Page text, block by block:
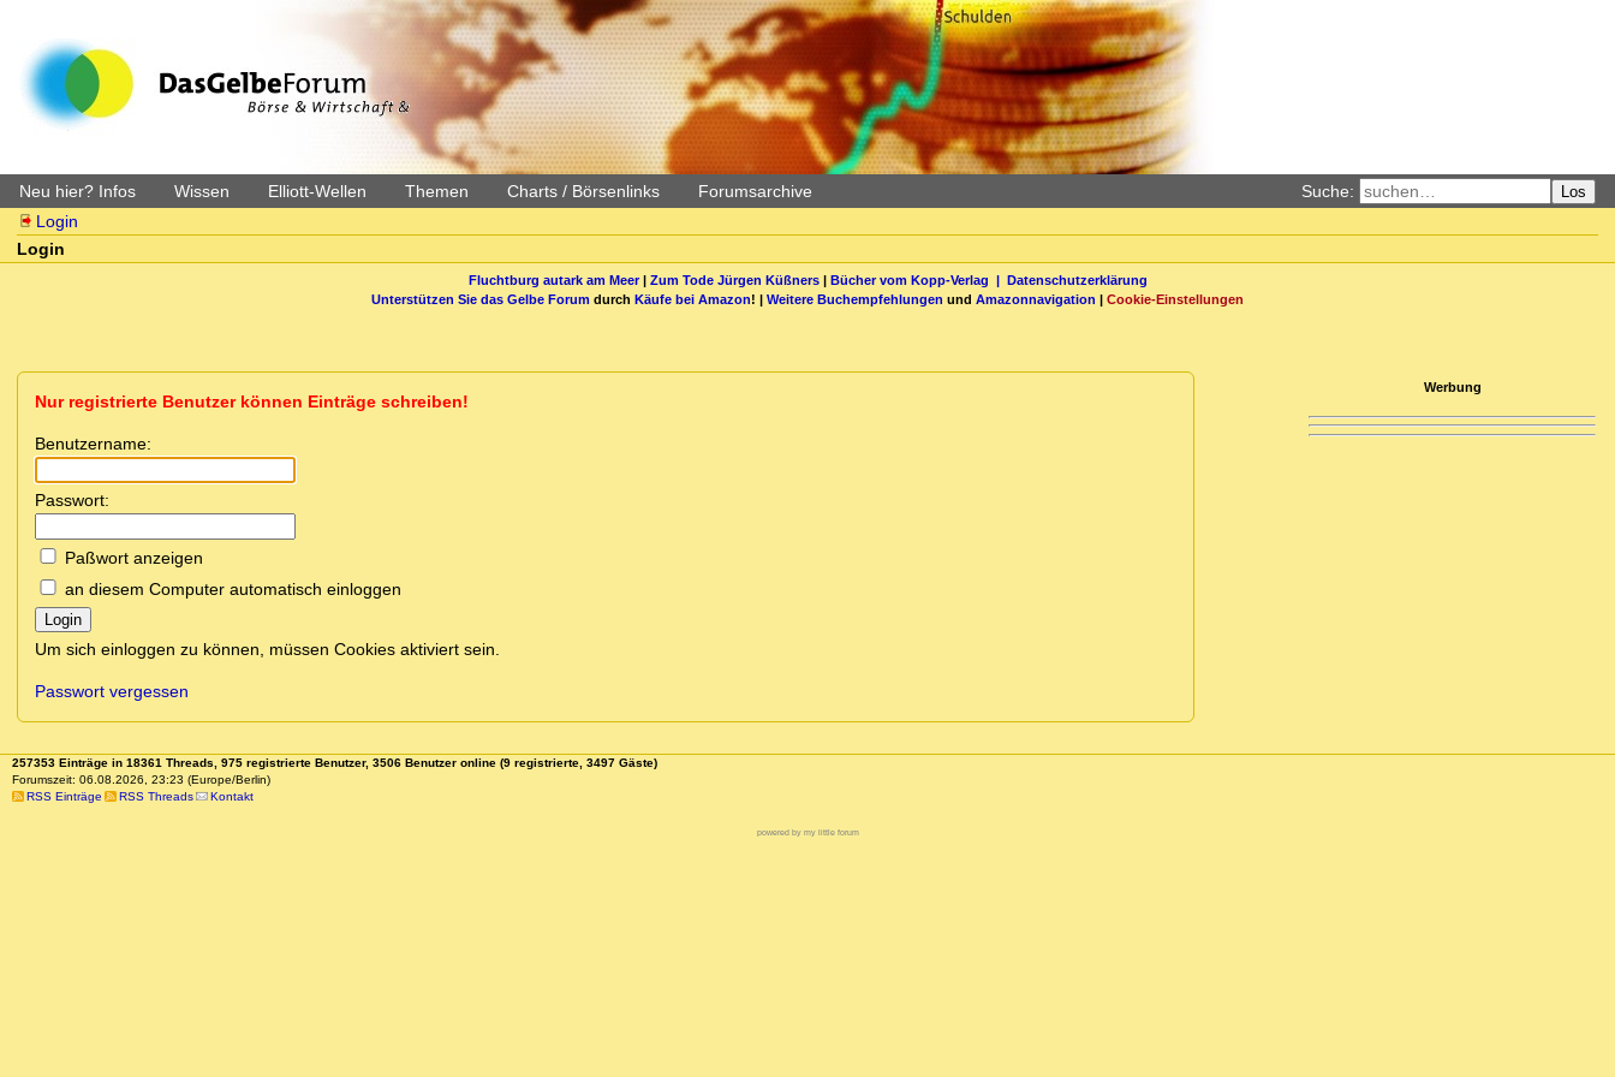
Neu hier? Infos Wissen Elliott-Wellen Themen Charts / Börsenlinks Forumsarchive Suche: Los
Login
Login
Fluchtburg autark am Meer| Zum Tode Jürgen Küßners| Bücher vom Kopp-Verlag | Datenschutzerklärung
Unterstützen Sie das Gelbe Forum durch Käufe bei Amazon! | Weitere Buchempfehlungen und Amazonnavigation | Cookie-Einstellungen
Nur registrierte Benutzer können Einträge schreiben!
Benutzername:
Passwort:
Paßwort anzeigen
an diesem Computer automatisch einloggen
Login
Um sich einloggen zu können, müssen Cookies aktiviert sein.
Passwort vergessen
Werbung
257353 Einträge in 18361 Threads, 975 registrierte Benutzer, 3506 Benutzer online (9 registrierte, 3497 Gäste)
Forumszeit: 06.08.2026, 23:23 (Europe/Berlin)
RSS Einträge
RSS Threads Kontakt
powered by my little forum